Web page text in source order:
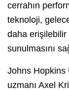
cerrahın
teknoloji,
daha
sunulmasını
Johns Hopkins
uzmanı Axel